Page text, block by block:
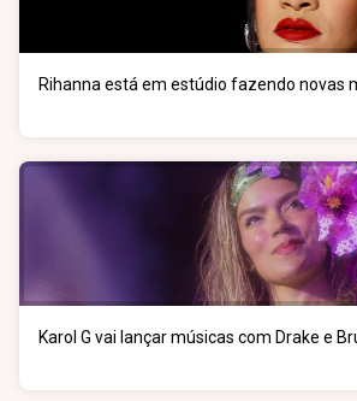
Rihanna está em estúdio fazendo novas
Karol G vai lançar músicas com Drake e